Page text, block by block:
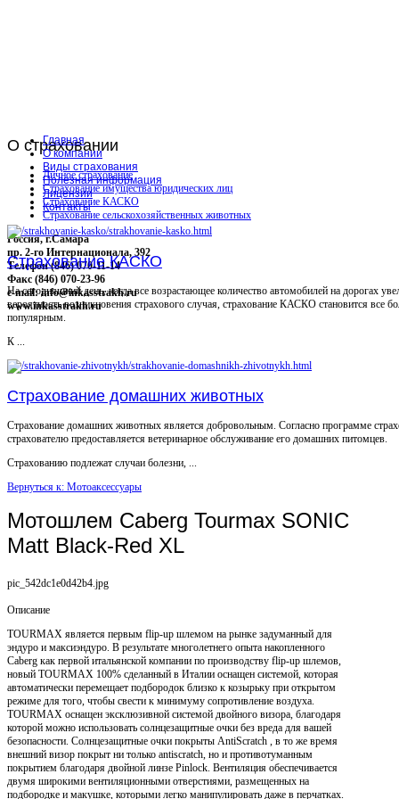
О страховании
Личное страхование
Страхование имущества юридических лиц
Страхование КАСКО
Страхование сельскохозяйственных животных
Россия, г.Самара
пр. 2-го Интернационала, 392
Телефон (846) 070-11-14
Факс (846) 070-23-96
e-mail: info@inkasstrakh.ru
www.inkasstrakh.ru
Главная
О компании
Виды страхования
Полезная информация
Лицензии
Контакты
Страхование КАСКО
На сегодняшний день, когда все возрастающее количество автомобилей на дорогах
вероятность возникновения страхового случая, страхование КАСКО становится все
популярным.
К ...
Страхование домашних животных
Страхование домашних животных является добровольным. Согласно программе
страхователю предоставляется ветеринарное обслуживание его домашних питомцев.
Страхованию подлежат случаи болезни, ...
Вернуться к: Мотоаксессуары
Мотошлем Caberg Tourmax SONIC
Matt Black-Red XL
pic_542dc1e0d42b4.jpg
Описание
TOURMAX является первым flip-up шлемом на рынке задуманный для
эндуро и максиэндуро. В результате многолетнего опыта накопленного
Caberg как первой итальянской компании по производству flip-up шлемов,
новый TOURMAX 100% сделанный в Италии оснащен системой, которая
автоматически перемещает подбородок близко к козырьку при открытом
режиме для того, чтобы свести к минимуму сопротивление воздуха.
TOURMAX оснащен эксклюзивной системой двойного визора, благодаря
которой можно использовать солнцезащитные очки без вреда для вашей
безопасности. Солнцезащитные очки покрыты AntiScratch , в то же время
внешний визор покрыт ни только antiscratch, но и противотуманным
покрытием благодаря двойной линзе Pinlock. Вентиляция обеспечивается
двумя широкими вентиляционными отверстиями, размещенных на
подбородке и макушке, которыми легко манипулировать даже в перчатках.